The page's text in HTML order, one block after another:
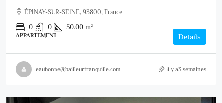
ÉPINAY-SUR-SEINE, 93800, France
0 0 50.00 m²
APPARTEMENT Details
eaubonne@bailleurtranquille.com il y a3 semaines